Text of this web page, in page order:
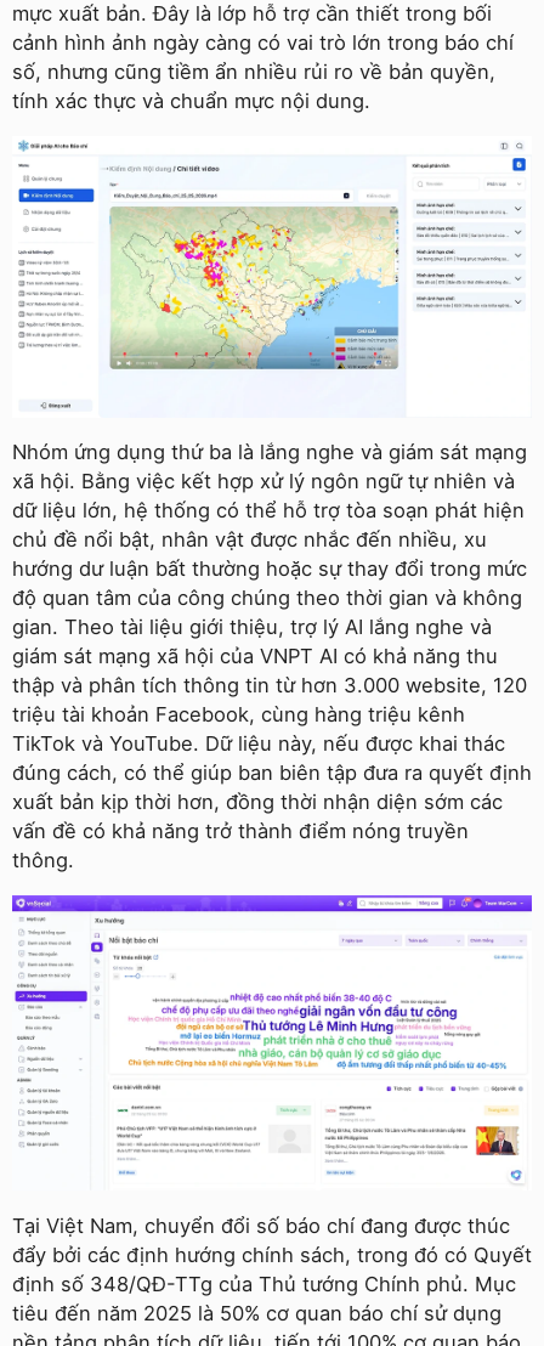
mực xuất bản. Đây là lớp hỗ trợ cần thiết trong bối
cảnh hình ảnh ngày càng có vai trò lớn trong báo chí
số, nhưng cũng tiềm ẩn nhiều rủi ro về bản quyền,
tính xác thực và chuẩn mực nội dung.
Nhóm ứng dụng thứ ba là lắng nghe và giám sát mạng
xã hội. Bằng việc kết hợp xử lý ngôn ngữ tự nhiên và
dữ liệu lớn, hệ thống có thể hỗ trợ tòa soạn phát hiện
chủ đề nổi bật, nhân vật được nhắc đến nhiều, xu
hướng dư luận bất thường hoặc sự thay đổi trong mức
độ quan tâm của công chúng theo thời gian và không
gian. Theo tài liệu giới thiệu, trợ lý AI lắng nghe và
giám sát mạng xã hội của VNPT AI có khả năng thu
thập và phân tích thông tin từ hơn 3.000 website, 120
triệu tài khoản Facebook, cùng hàng triệu kênh
TikTok và YouTube. Dữ liệu này, nếu được khai thác
đúng cách, có thể giúp ban biên tập đưa ra quyết định
xuất bản kịp thời hơn, đồng thời nhận diện sớm các
vấn đề có khả năng trở thành điểm nóng truyền
thông.
Tại Việt Nam, chuyển đổi số báo chí đang được thúc
đẩy bởi các định hướng chính sách, trong đó có Quyết
định số 348/QĐ-TTg của Thủ tướng Chính phủ. Mục
tiêu đến năm 2025 là 50% cơ quan báo chí sử dụng